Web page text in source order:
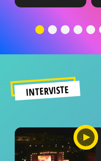
testo,
significato
INTERVISTE